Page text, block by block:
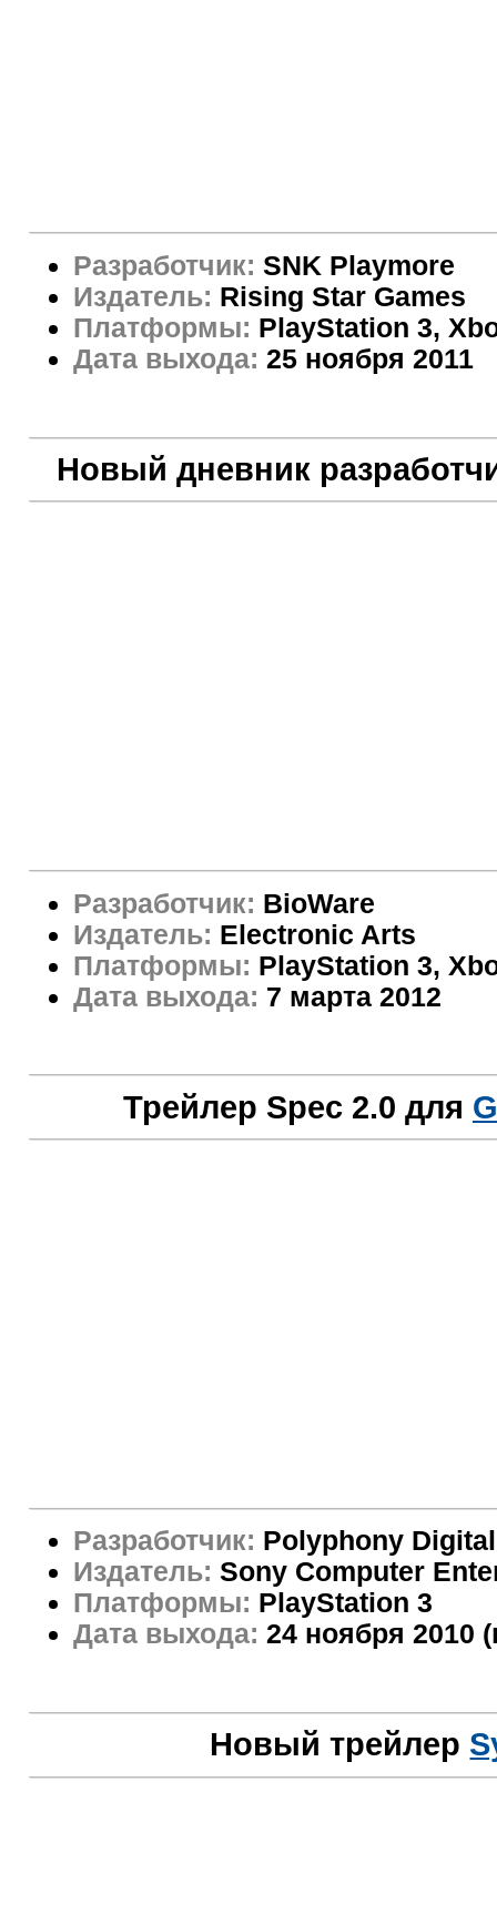
Разработчик: SNK Playmore
Издатель: Rising Star Games
Платформы: PlayStation 3,
Дата выхода: 25 ноября 2011
Новый дневник
Разработчик: BioWare
Издатель: Electronic Arts
Платформы: PlayStation 3,
Дата выхода: 7 марта 2012
Трейлер Spec 2.0 для
Разработчик: Polyphony Digital
Издатель: Sony Computer
Платформы: PlayStation 3
Дата выхода: 24 ноября 2010
Новый трейлер